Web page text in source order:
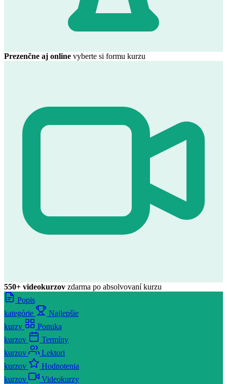
Prezenčne aj online vyberte si formu kurzu
550+ videokurzov zdarma po absolvovaní kurzu
Popis
kategórie
Najlepšie
kurzy
Ponuka
kurzov
Termíny
kurzov
Lektori
kurzov
Hodnotenia
kurzov
Videokurzy